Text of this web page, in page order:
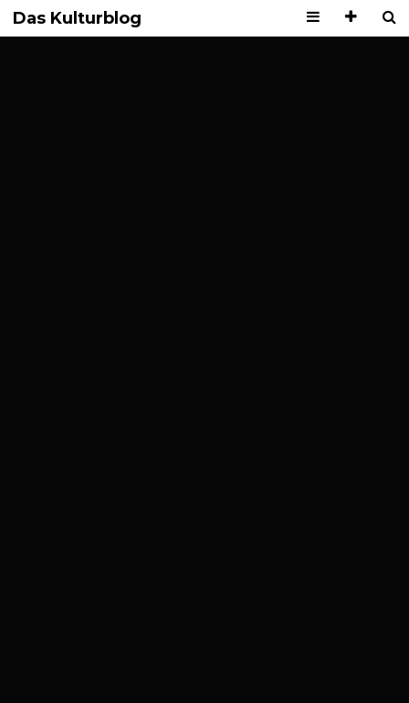
Das Kulturblog